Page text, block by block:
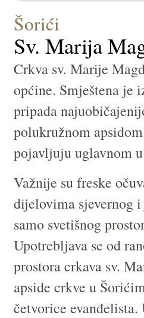
Šorići
Sv. Marija
Crkva sv. Marije
općine. Smještena je
pripada
polukružnom
pojavljuju uglavnom
Važnije su freske
dijelovima sjevernog
samo svetišnog
Upotrebljava se od
prostora crkava sv.
apside crkve u
četvorice